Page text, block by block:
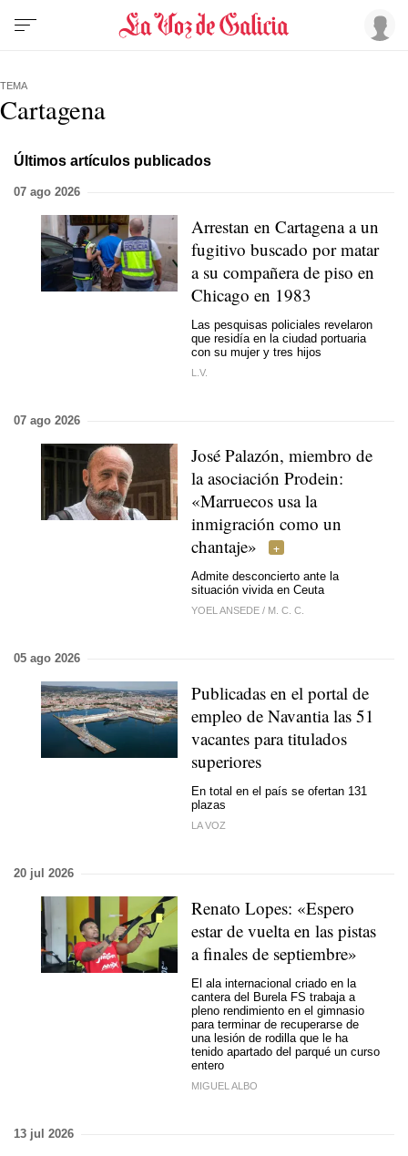
TEMA
Cartagena
Últimos artículos publicados
07 ago 2026
Arrestan en Cartagena a un
fugitivo buscado por matar
a su compañera de piso en
Chicago en 1983
Las pesquisas policiales revelaron
que residía en la ciudad portuaria
con su mujer y tres hijos
L.V.
07 ago 2026
José Palazón, miembro de
la asociación Prodein:
«Marruecos usa la
inmigración como un
chantaje»
Admite desconcierto ante la
situación vivida en Ceuta
YOEL ANSEDE / M. C. C.
05 ago 2026
Publicadas en el portal de
empleo de Navantia las 51
vacantes para titulados
superiores
En total en el país se ofertan 131
plazas
LA VOZ
20 jul 2026
Renato Lopes: «Espero
estar de vuelta en las pistas
a finales de septiembre»
El ala internacional criado en la
cantera del Burela FS trabaja a
pleno rendimiento en el gimnasio
para terminar de recuperarse de
una lesión de rodilla que le ha
tenido apartado del parqué un curso
entero
MIGUEL ALBO
13 jul 2026